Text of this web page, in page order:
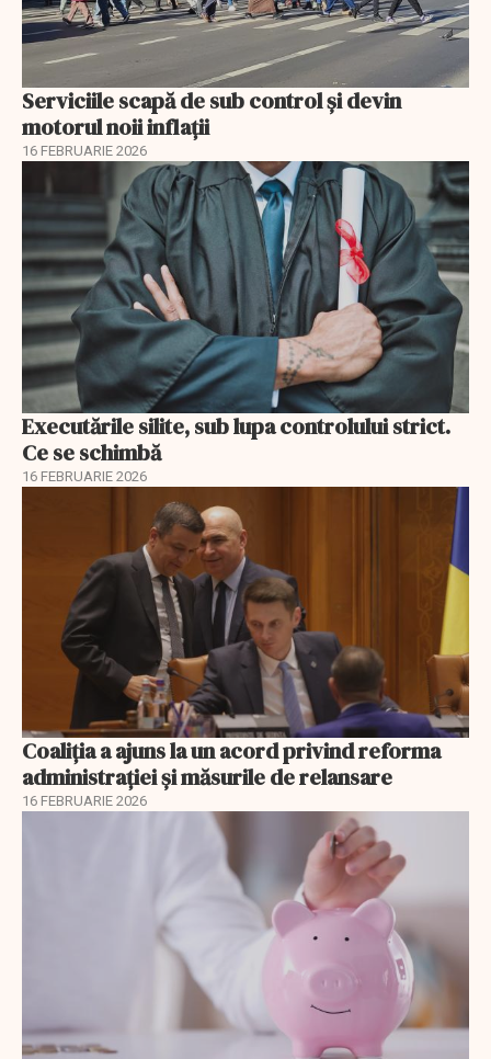
Serviciile scapă de sub control și devin
motorul noii inflații
16 FEBRUARIE 2026
Executările silite, sub lupa controlului strict.
Ce se schimbă
16 FEBRUARIE 2026
Coaliția a ajuns la un acord privind reforma
administrației și măsurile de relansare
16 FEBRUARIE 2026